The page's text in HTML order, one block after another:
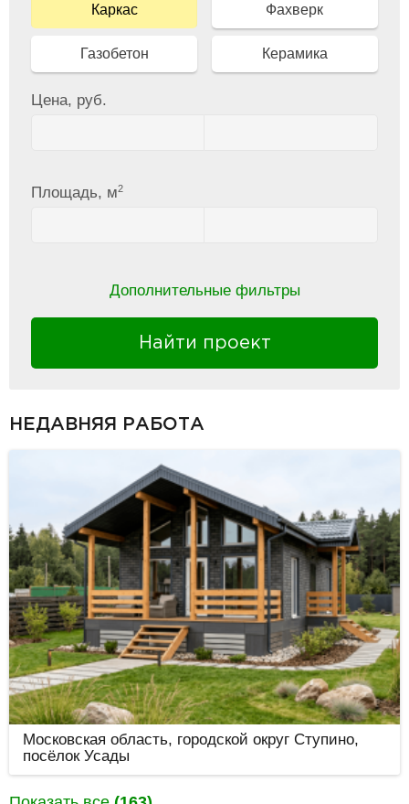
Каркас Фахверк
Газобетон Керамика
Цена, руб.
Площадь, м2
Дополнительные фильтры
Найти проект
НЕДАВНЯЯ РАБОТА
Московская область, городской округ Ступино,
посёлок Усады